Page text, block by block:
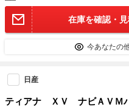
在庫を確認・
今あなたの
日産
ティアナ ＸＶ ナビＡＶＭ